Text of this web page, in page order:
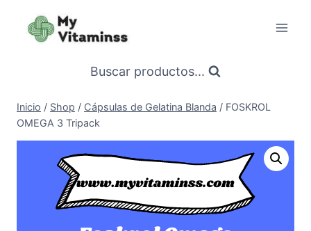
contenido
Buscar productos...
Inicio / Shop / Cápsulas de Gelatina Blanda / FOSKROL
OMEGA 3 Tripack